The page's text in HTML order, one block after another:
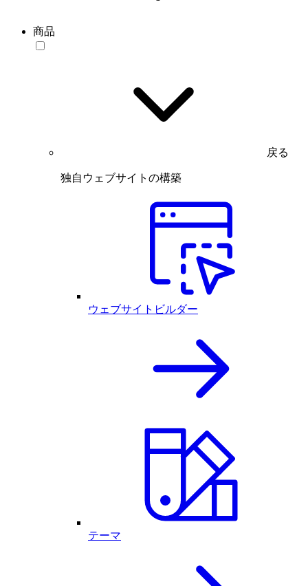
商品
戻る
独自ウェブサイトの構築
ウェブサイトビルダー
テーマ